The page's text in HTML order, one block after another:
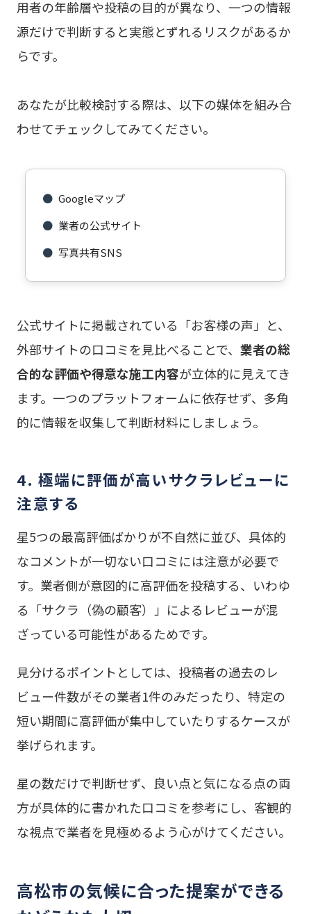
用者の年齢層や投稿の目的が異なり、一つの情報
源だけで判断すると実態とずれるリスクがあるか
らです。
あなたが比較検討する際は、以下の媒体を組み合
わせてチェックしてみてください。
● Googleマップ
● 業者の公式サイト
● 写真共有SNS
公式サイトに掲載されている「お客様の声」と、
外部サイトの口コミを見比べることで、 業者の総
合的な評価や得意な施工内容が立体的に見えてき
ます。一つのプラットフォームに依存せず、多角
的に情報を収集して判断材料にしましょう。
4. 極端に評価が高いサクラレビューに
注意する
星5つの最高評価ばかりが不自然に並び、具体的
なコメントが一切ない口コミには注意が必要で
す。業者側が意図的に高評価を投稿する、いわゆ
る「サクラ（偽の顧客）」によるレビューが混
ざっている可能性があるためです。
見分けるポイントとしては、投稿者の過去のレ
ビュー件数がその業者1件のみだったり、特定の
短い期間に高評価が集中していたりするケースが
挙げられます。
星の数だけで判断せず、良い点と気になる点の両
方が具体的に書かれた口コミを参考にし、客観的
な視点で業者を見極めるよう心がけてください。
高松市の気候に合った提案ができる